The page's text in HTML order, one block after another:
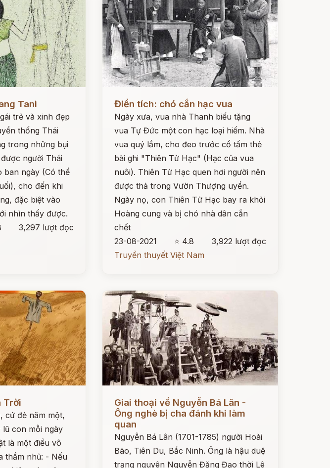
Tani
trẻ và xinh đẹp
thống Thái
trong những bụi
người Thái
ban ngày (Có thể
cho đến khi
đặc biệt vào
nhìn thấy được.
3,297 lượt đọc
Đọc ngay
Điển tích: chó cắn hạc vua
Ngày xưa, vua nhà Thanh biếu tặng
vua Tự Đức một con hạc loại hiếm. Nhà
vua quý lắm, cho đeo trước cổ tấm thẻ
bài ghi "Thiên Tử Hạc" (Hạc của vua
nuôi). Thiên Tử Hạc quen hơi người nên
được thả trong Vườn Thượng uyển.
Ngày nọ, con Thiên Tử Hạc bay ra khỏi
Hoàng cung và bị chó nhà dân cắn
chết
23-08-2021
⭐ 4.8
3,922 lượt đọc
Truyền thuyết Việt Nam
Trời
cứ đẻ năm một,
con mỗi ngày
là một điều vô
thầm nhủ: - Nếu
Giai thoại về Nguyễn Bá Lân -
Ông nghè bị cha đánh khi làm
quan
Nguyễn Bá Lân (1701-1785) người Hoài
Bão, Tiên Du, Bắc Ninh. Ông là hậu duệ
trạng nguyên Nguyễn Đăng Đạo thời Lê